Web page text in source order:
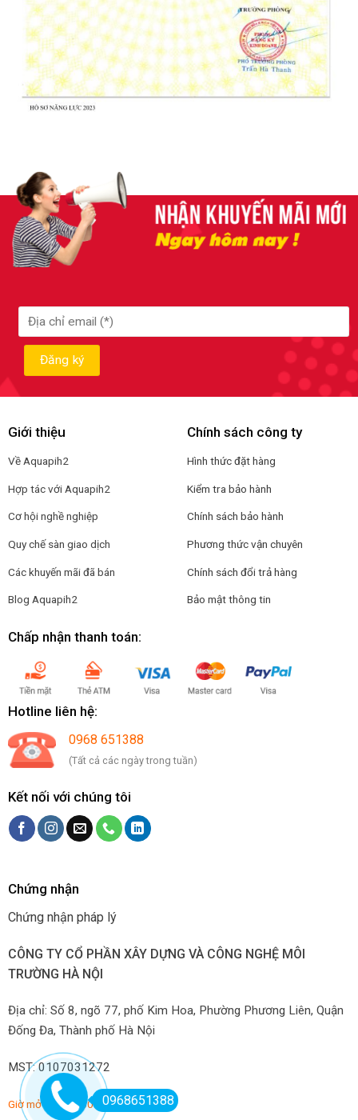
Giới thiệu
Về Aquapih2
Hợp tác với Aquapih2
Cơ hội nghề nghiệp
Quy chế sàn giao dịch
Các khuyến mãi đã bán
Blog Aquapih2
Chính sách công ty
Hình thức đặt hàng
Kiểm tra bảo hành
Chính sách bảo hành
Phương thức vận chuyên
Chính sách đổi trả hàng
Bảo mật thông tin
Chấp nhận thanh toán:
Hotline liên hệ:
0968 651388
(Tất cả các ngày trong tuần)
Kết nối với chúng tôi
Chứng nhận
Chứng nhận pháp lý
CÔNG TY CỔ PHẦN XÂY DỰNG VÀ CÔNG NGHỆ MÔI
TRƯỜNG HÀ NỘI
Địa chỉ: Số 8, ngõ 77, phố Kim Hoa, Phường Phương Liên, Quận
Đống Đa, Thành phố Hà Nội
MST: 0107031272
Giờ mở hàng: 7:00-22:00 hàng ngày
0968651388